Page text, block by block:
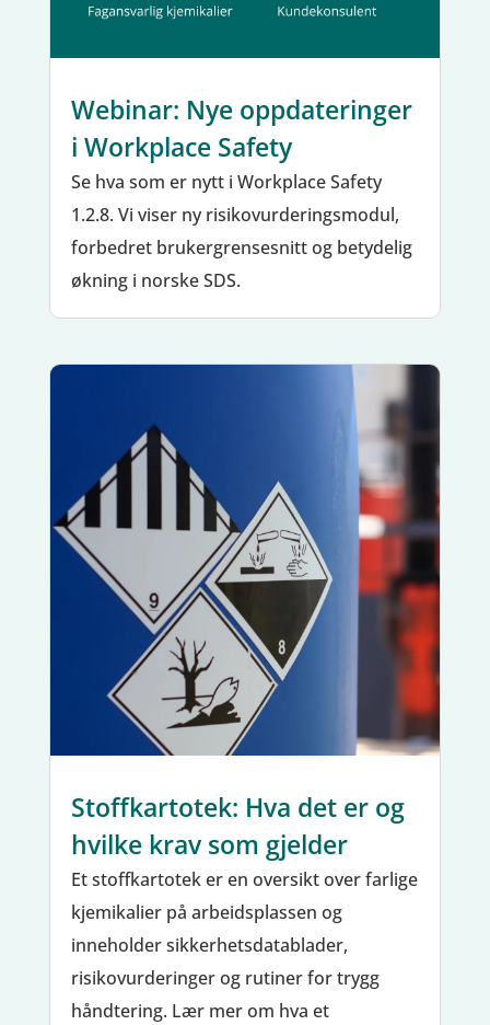
Webinar: Nye oppdateringer
i Workplace Safety
Se hva som er nytt i Workplace Safety
1.2.8. Vi viser ny risikovurderingsmodul,
forbedret brukergrensesnitt og betydelig
økning i norske SDS.
Stoffkartotek: Hva det er og
hvilke krav som gjelder
Et stoffkartotek er en oversikt over farlige
kjemikalier på arbeidsplassen og
inneholder sikkerhetsdatablader,
risikovurderinger og rutiner for trygg
håndtering. Lær mer om hva et